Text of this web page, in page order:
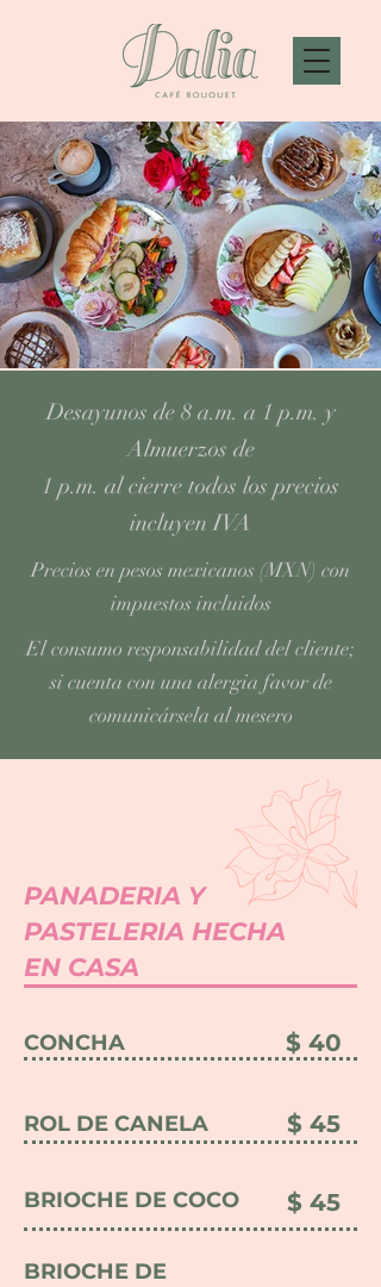
Desayunos de 8 a.m. a 1 p.m. y
Almuerzos de
1 p.m. al cierre todos los precios
incluyen IVA
Precios en pesos mexicanos (MXN) con
impuestos incluidos
El consumo responsabilidad del cliente;
si cuenta con una alergia favor de
comunicársela al mesero
PANADERIA Y
PASTELERIA HECHA
EN CASA
CONCHA $ 40
ROL DE CANELA $ 45
BRIOCHE DE COCO $ 45
BRIOCHE DE